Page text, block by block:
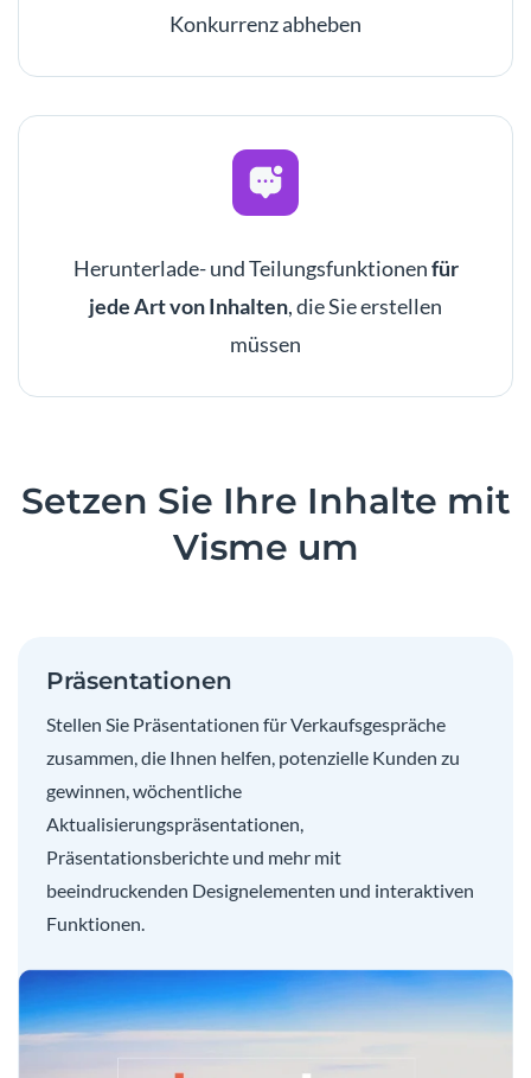
Konkurrenz abheben
Herunterlade- und Teilungsfunktionenfür
jede Art von Inhalten, die Sie erstellen
müssen
Setzen Sie Ihre Inhalte mit
Visme um
Präsentationen
Stellen Sie Präsentationen für Verkaufsgespräche
zusammen, die Ihnen helfen, potenzielle Kunden zu
gewinnen, wöchentliche
Aktualisierungspräsentationen,
Präsentationsberichte und mehr mit
beeindruckenden Designelementen und interaktiven
Funktionen.